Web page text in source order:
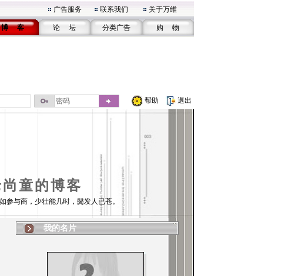
广告服务 联系我们 关于万维
博 客 论 坛 分类广告 购 物
帮助 退出
童的博客
参与商，少壮能几时，鬓发人已苍。
我的名片